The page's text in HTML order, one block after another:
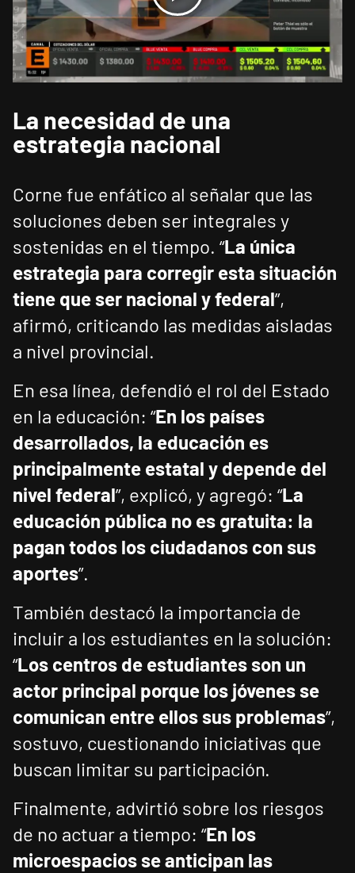
La necesidad de una
estrategia nacional
Corne fue enfático al señalar que las
soluciones deben ser integrales y
sostenidas en el tiempo. “La única
estrategia para corregir esta situación
tiene que ser nacional y federal”,
afirmó, criticando las medidas aisladas
a nivel provincial.
En esa línea, defendió el rol del Estado
en la educación: “En los países
desarrollados, la educación es
principalmente estatal y depende del
nivel federal”, explicó, y agregó: “La
educación pública no es gratuita: la
pagan todos los ciudadanos con sus
aportes”.
También destacó la importancia de
incluir a los estudiantes en la solución:
“Los centros de estudiantes son un
actor principal porque los jóvenes se
comunican entre ellos sus problemas”,
sostuvo, cuestionando iniciativas que
buscan limitar su participación.
Finalmente, advirtió sobre los riesgos
de no actuar a tiempo: “En los
microespacios se anticipan las